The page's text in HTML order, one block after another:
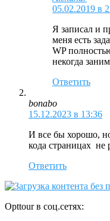
05.02.2019 в
Я записал и
меня есть
WP
некогда
Ответить
bonabo
15.12.2023 в 13:36
И все бы хорошо,
кода страницах не
Ответить
Opttour в соц.сетях: